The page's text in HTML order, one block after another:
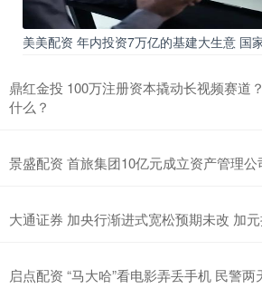
美美配资 年内投资7万亿的基建大生意 国
鼎红金投 100万注册资本撬动长视频赛道
什么？
景盛配资 首旅集团10亿元成立资产管理公
大通证券 加央行渐进式宽松预期未改 加
启点配资 “马大哈”看电影弄丢手机 民警两